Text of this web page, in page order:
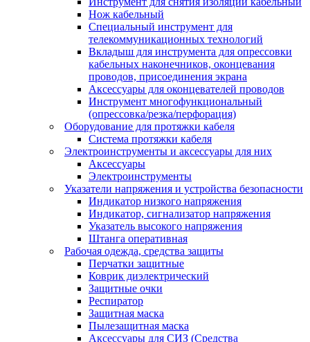
Нож кабельный
Специальный инструмент для
телекоммуникационных технологий
Вкладыш для инструмента для опрессовки
кабельных наконечников, оконцевания
проводов, присоединения экрана
Аксессуары для оконцевателей проводов
Инструмент многофункциональный
(опрессовка/резка/перфорация)
Оборудование для протяжки кабеля
Система протяжки кабеля
Электроинструменты и аксессуары для них
Аксессуары
Электроинструменты
Указатели напряжения и устройства безопасности
Индикатор низкого напряжения
Индикатор, сигнализатор напряжения
Указатель высокого напряжения
Штанга оперативная
Рабочая одежда, средства защиты
Перчатки защитные
Коврик диэлектрический
Защитные очки
Респиратор
Защитная маска
Пылезащитная маска
Аксессуары для СИЗ (Средства